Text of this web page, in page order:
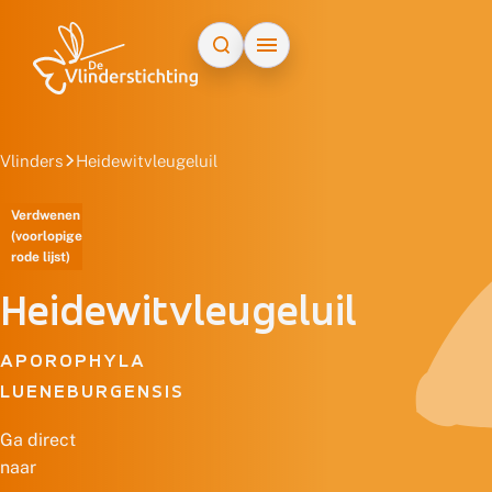
Vlinders Heidewitvleugeluil
Verdwenen
(voorlopige
rode lijst)
Heidewitvleugeluil
APOROPHYLA
LUENEBURGENSIS
Ga direct
naar